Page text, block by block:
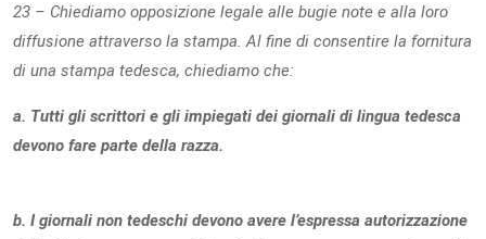
23 – Chiediamo opposizione legale alle bugie note e alla loro
diffusione attraverso la stampa. Al fine di consentire la fornitura
di una stampa tedesca, chiediamo che:
a. Tutti gli scrittori e gli impiegati dei giornali di lingua tedesca
devono fare parte della razza.
b. I giornali non tedeschi devono avere l’espressa autorizzazione